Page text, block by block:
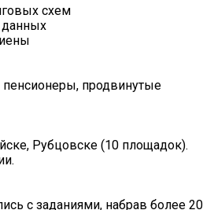
схем
данных
продвинутые
Рубцовске (10 площадок).
с заданиями, набрав более 20